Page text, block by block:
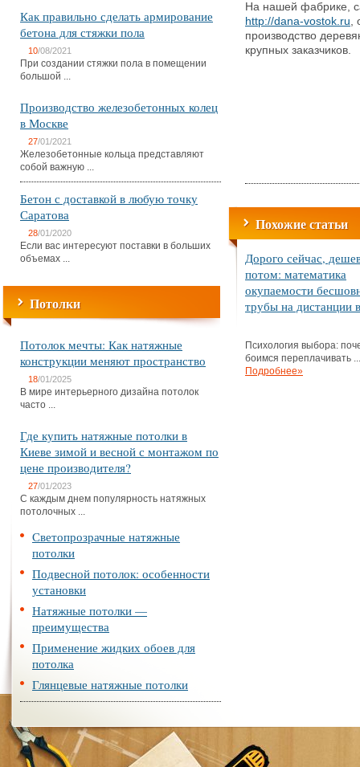
Как правильно сделать армирование
бетона для стяжки пола
10/08/2021
При создании стяжки пола в помещении
большой ...
Производство железобетонных колец
в Москве
27/01/2021
Железобетонные кольца представляют
собой важную ...
Бетон с доставкой в любую точку
Саратова
28/01/2020
Если вас интересуют поставки в больших
объемах ...
Потолки
Потолок мечты: Как натяжные
конструкции меняют пространство
18/01/2025
В мире интерьерного дизайна потолок
часто ...
Где купить натяжные потолки в
Киеве зимой и весной с монтажом по
цене производителя?
27/01/2023
С каждым днем популярность натяжных
потолочных ...
Светопрозрачные натяжные
потолки
Подвесной потолок: особенности
установки
Натяжные потолки —
преимущества
Применение жидких обоев для
потолка
Глянцевые натяжные потолки
На нашей фабрике,
http://dana-vostok.ru,
производство
крупных заказчиков.
Похожие статьи
Дорого сейчас,
потом: математика
окупаемости
трубы на дистанции
Психология выбора:
боимся переплачивать ...
Подробнее»